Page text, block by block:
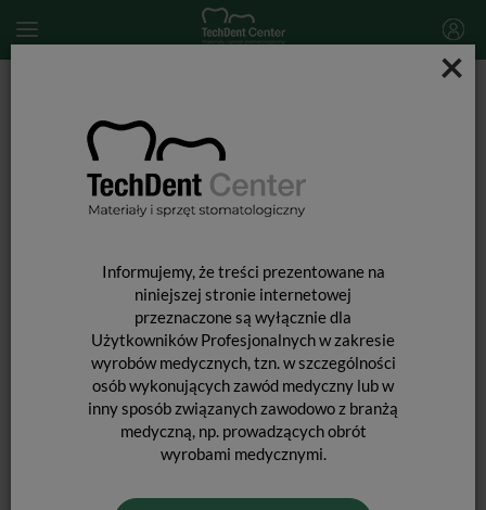
×
Informujemy, że treści prezentowane na
niniejszej stronie internetowej
przeznaczone są wyłącznie dla
Użytkowników Profesjonalnych w zakresie
wyrobów medycznych, tzn. w szczególności
osób wykonujących zawód medyczny lub w
inny sposób związanych zawodowo z branżą
medyczną, np. prowadzących obrót
wyrobami medycznymi.
Teethmate Desensitizer Set